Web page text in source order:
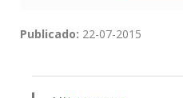
Publicado: 22-07-2015